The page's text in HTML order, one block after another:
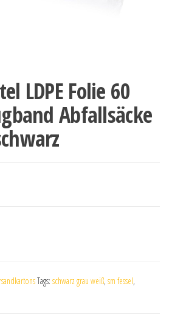
LDPE Folie 60
Abfallsäcke
Tags: schwarz grau weiß, sm fessel,